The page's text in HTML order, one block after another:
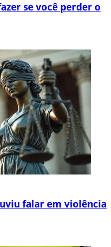
se você perder o
falar em violência